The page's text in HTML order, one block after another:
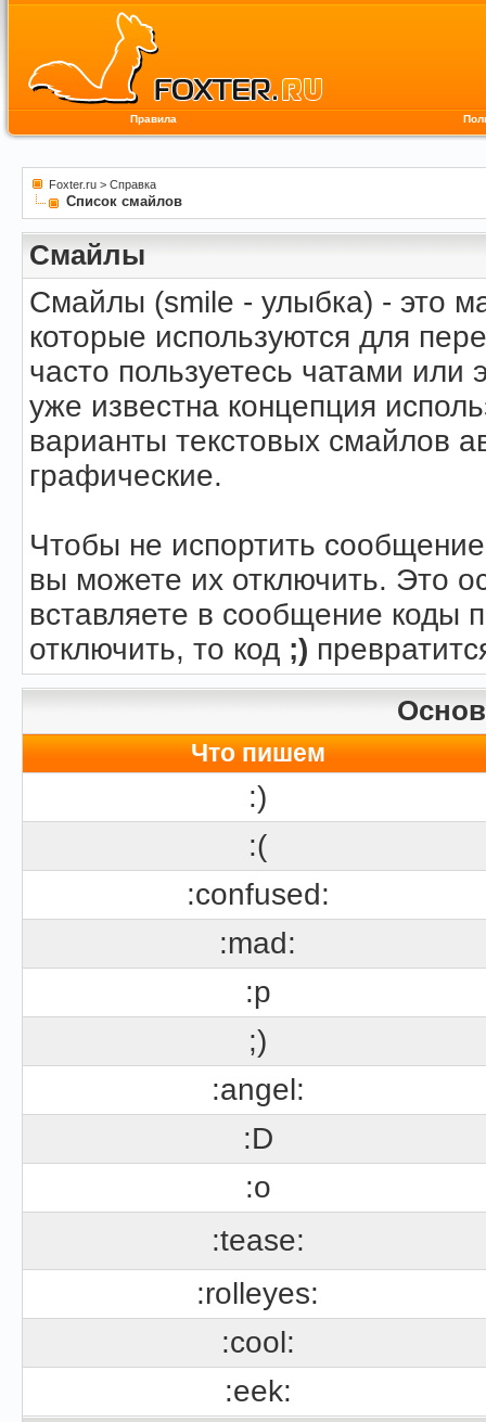
Правила
Foxter.ru > Справка
Список смайлов
Смайлы
Смайлы (smile - улыбка) - это
которые используются для
часто пользуетесь чатами или
уже известна концепция
варианты текстовых смайлов
графические.
Чтобы не испортить
вы можете их отключить. Это
вставляете в сообщение коды
отключить, то код ;)
Что пишем
:)
:(
:confused:
:mad:
:p
;)
:angel:
:D
:o
:tease:
:rolleyes:
:cool:
:eek: